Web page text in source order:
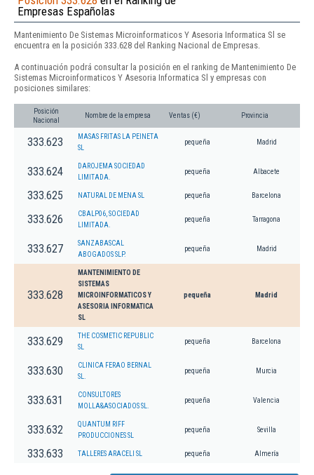
Empresas Españolas
Mantenimiento De Sistemas Microinformaticos Y Asesoria Informatica Sl se
encuentra en la posición 333.628 del Ranking Nacional de Empresas.
A continuación podrá consultar la posición en el ranking de Mantenimiento De
Sistemas Microinformaticos Y Asesoria Informatica Sl y empresas con
posiciones similares:
Posición
Nacional
Nombre de la empresa Ventas (€) Provincia
333.623
MASAS FRITAS LA PEINETA
SL
pequeña Madrid
333.624
DAROJEMA SOCIEDAD
LIMITADA.
pequeña Albacete
333.625 NATURAL DE MENA SL pequeña Barcelona
333.626
CBALP06, SOCIEDAD
LIMITADA.
pequeña Tarragona
333.627
SANZABASCAL
ABOGADOS SLP.
pequeña Madrid
333.628
MANTENIMIENTO DE
SISTEMAS
MICROINFORMATICOS Y
ASESORIA INFORMATICA
SL
pequeña Madrid
333.629
THE COSMETIC REPUBLIC
SL
pequeña Barcelona
333.630
CLINICA FERAO BERNAL
SL.
pequeña Murcia
333.631
CONSULTORES
MOLLA&ASOCIADOS SL.
pequeña Valencia
333.632
QUANTUM RIFF
PRODUCCIONES SL
pequeña Sevilla
333.633 TALLERES ARACELI SL pequeña Almería